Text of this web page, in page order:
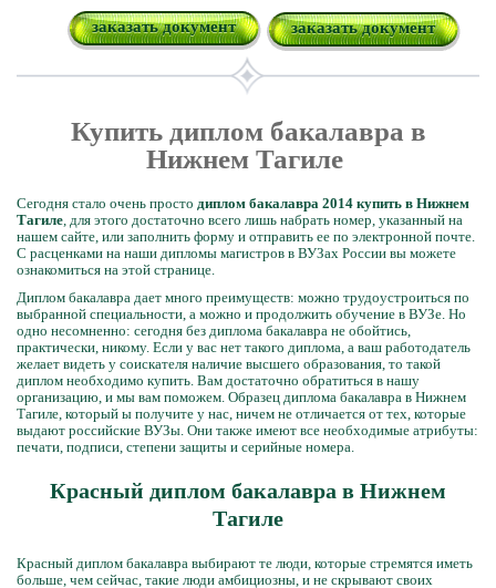
заказать документ заказать документ
Купить диплом бакалавра в
Нижнем Тагиле
Сегодня стало очень просто диплом бакалавра 2014 купить в Нижнем
Тагиле, для этого достаточно всего лишь набрать номер, указанный на
нашем сайте, или заполнить форму и отправить ее по электронной почте.
С расценками на наши дипломы магистров в ВУЗах России вы можете
ознакомиться на этой странице.
Диплом бакалавра дает много преимуществ: можно трудоустроиться по
выбранной специальности, а можно и продолжить обучение в ВУЗе. Но
одно несомненно: сегодня без диплома бакалавра не обойтись,
практически, никому. Если у вас нет такого диплома, а ваш работодатель
желает видеть у соискателя наличие высшего образования, то такой
диплом необходимо купить. Вам достаточно обратиться в нашу
организацию, и мы вам поможем. Образец диплома бакалавра в Нижнем
Тагиле, который ы получите у нас, ничем не отличается от тех, которые
выдают российские ВУЗы. Они также имеют все необходимые атрибуты:
печати, подписи, степени защиты и серийные номера.
Красный диплом бакалавра в Нижнем
Тагиле
Красный диплом бакалавра выбирают те люди, которые стремятся иметь
больше, чем сейчас, такие люди амбициозны, и не скрывают своих